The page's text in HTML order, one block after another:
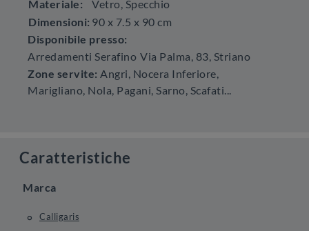
Materiale:
Vetro, Specchio
Dimensioni: 90 x 7.5 x 90 cm
Disponibile presso:
Arredamenti Serafino Via Palma, 83, Striano
Zone servite: Angri, Nocera Inferiore,
Marigliano, Nola, Pagani, Sarno, Scafati...
Caratteristiche
Marca
Calligaris